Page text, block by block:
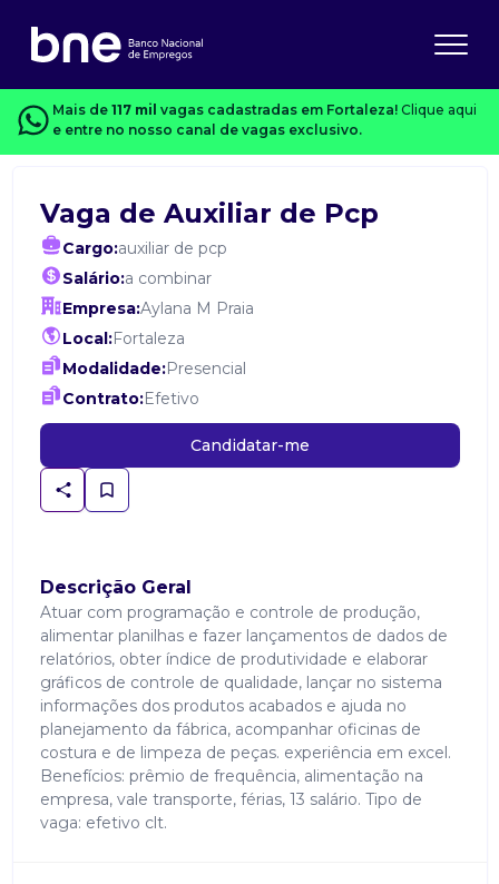
Mais de 117 mil vagas cadastradas em Fortaleza! Clique aqui
e entre no nosso canal de vagas exclusivo.
Vaga de Auxiliar de Pcp
Cargo:auxiliar de pcp
Salário:a combinar
Empresa:Aylana M Praia
Local:Fortaleza
Modalidade:Presencial
Contrato:Efetivo
Candidatar-me
Descrição Geral
Atuar com programação e controle de produção,
alimentar planilhas e fazer lançamentos de dados de
relatórios, obter índice de produtividade e elaborar
gráficos de controle de qualidade, lançar no sistema
informações dos produtos acabados e ajuda no
planejamento da fábrica, acompanhar oficinas de
costura e de limpeza de peças. experiência em excel.
Benefícios: prêmio de frequência, alimentação na
empresa, vale transporte, férias, 13 salário. Tipo de
vaga: efetivo clt.